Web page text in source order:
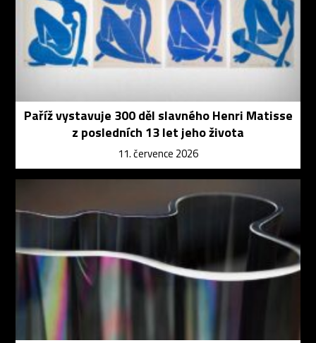
Paříž vystavuje 300 děl slavného Henri Matisse
z posledních 13 let jeho života
11. července 2026